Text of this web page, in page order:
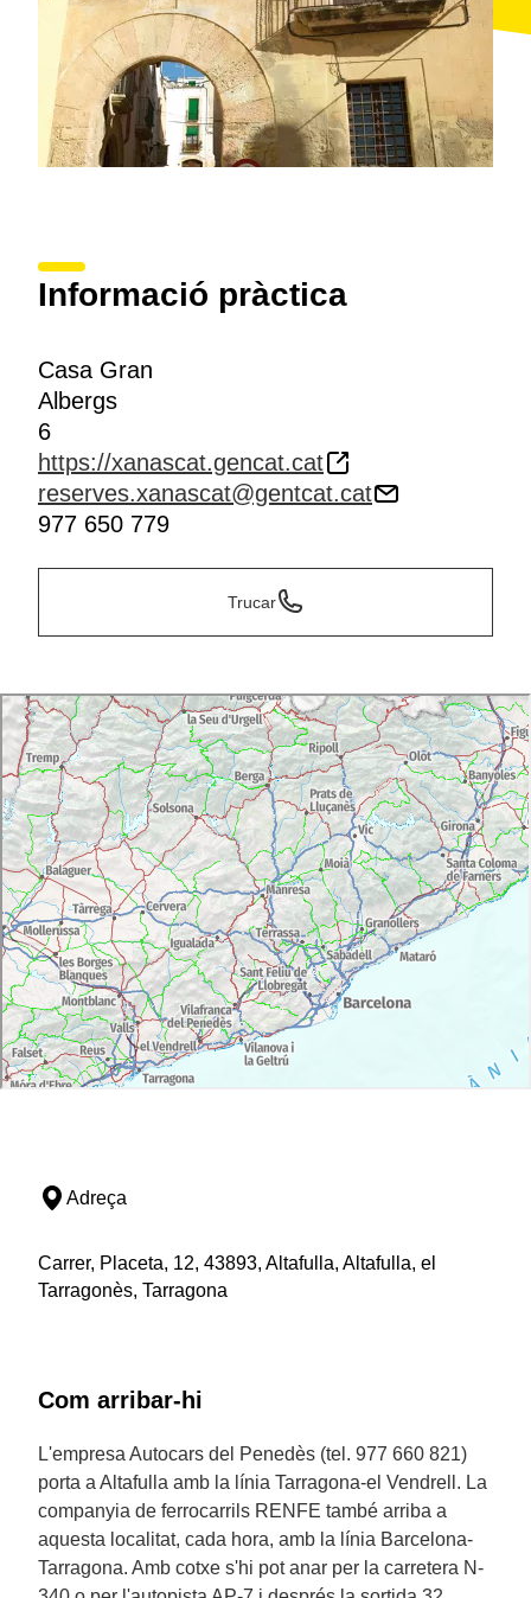
Informació pràctica
Casa Gran
Albergs
6
https://xanascat.gencat.cat
reserves.xanascat@gentcat.cat
977 650 779
Trucar
Adreça
Carrer, Placeta, 12, 43893, Altafulla, Altafulla, el
Tarragonès, Tarragona
Com arribar-hi
L'empresa Autocars del Penedès (tel. 977 660 821)
porta a Altafulla amb la línia Tarragona-el Vendrell. La
companyia de ferrocarrils RENFE també arriba a
aquesta localitat, cada hora, amb la línia Barcelona-
Tarragona. Amb cotxe s'hi pot anar per la carretera N-